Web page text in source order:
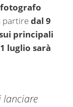
partiredal 9
principali
luglio sarà
lanciare